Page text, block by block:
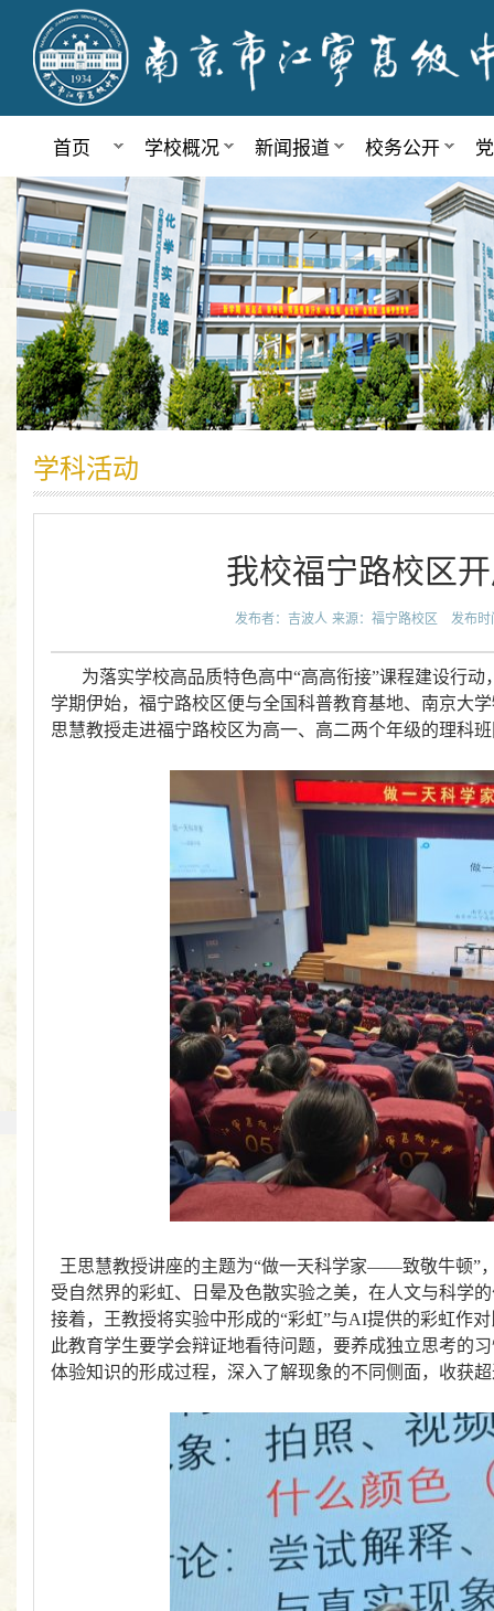
首页 学校概况 新闻报道 校务公开
学科活动
我校福宁路校区
发布者：吉波人 来源：福宁路校区 发布
为落实学校高品质特色高中“高高衔接”课程建设行
学期伊始，福宁路校区便与全国科普教育基地、南京大
思慧教授走进福宁路校区为高一、高二两个年级的理科
王思慧教授讲座的主题为“做一天科学家——致敬牛顿”
受自然界的彩虹、日晕及色散实验之美，在人文与科学
接着，王教授将实验中形成的“彩虹”与AI提供的彩虹作
此教育学生要学会辩证地看待问题，要养成独立思考
体验知识的形成过程，深入了解现象的不同侧面，收获